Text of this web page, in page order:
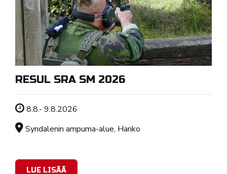
RESUL SRA SM 2026
Tapahtuman ajankohta
8.8.- 9.8.2026
Sijainti
Syndalenin ampuma-alue, Hanko
LUE LISÄÄ